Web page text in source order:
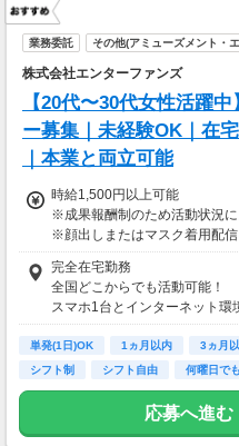
業務委託 その他(アミューズメント・
株式会社エンターファンズ
【20代〜30代女性活躍
ー募集｜未経験OK｜在
｜本業と両立可能
時給1,500円以上可能
※成果報酬制のため活動状況
※顔出しまたはマスク着用配
酬基準となります
【収入例】
■事務職Aさん（週3日・月50時
月収8万円～15万円
月収15万円～25万円
■主婦Cさん（月100時間程度）
月収20万円以上
現在活躍中のライバーの多く
方。
完全在宅勤務
全国どこからでも活動可能！
スマホ1台とインターネット環
自宅からスタートできます。
通勤時間ゼロだから、本業や
両立もラクラク♪
単発(1日)OK 1ヵ月以内 3ヵ月
シフト制
シフト自由 何曜日で
応募へ進む